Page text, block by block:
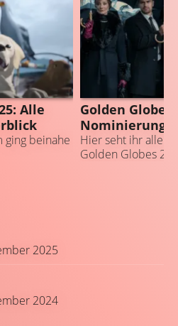
Alle
ging beinahe
GOLDEN GLOBES
Golden Globes
Hier seht ihr alle
Golden Globes
2025
2024